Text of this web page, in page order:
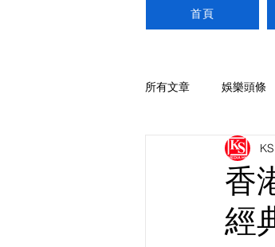
首頁
所有文章 娛樂頭條
香
經